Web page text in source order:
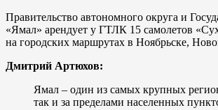
Правительство автономного округа и
«Ямал» арендует у ГТЛК 15 самолетов
на городских маршрутах в Ноябрьске,
Дмитрий Артюхов:
Ямал – один из самых крупных
так и за пределами населенных